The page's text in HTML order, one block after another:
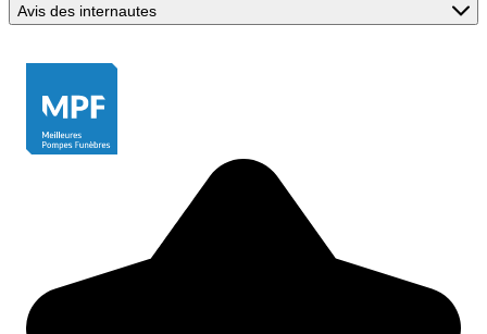
Avis des internautes